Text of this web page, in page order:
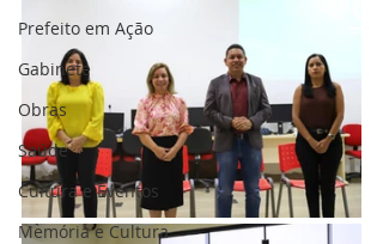
Prefeito em Ação
Gabinete
Obras
Saúde
Cultura e Eventos
Memória e Cultura